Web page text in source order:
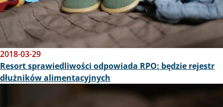
2018-03-29
Resort sprawiedliwości odpowiada RPO: będzie rejestr
dłużników alimentacyjnych